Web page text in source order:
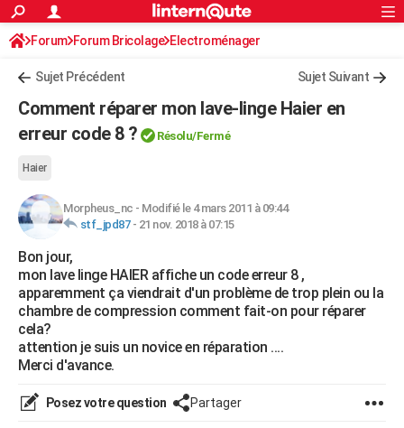
ACTUALITÉS
Politique
Société
Faits Divers
Education
Monde
Villes
+
FINANCE
Retraite
Impôts
Epargne
Immobilier
Risques naturels par ville
Banque
Assurance
Crédit
AUTO
Essais
Réserver un essai
Citadines
Berlines
SUV
Forum auto
HIGH-TECH
Mobiles
Meilleur smartphone
Internet
Ordinateurs
Jeux vidéo
Guide high-tech
BRICOLAGE
Forum
Aménagement intérieur
Extérieur
Cuisine
Salle de bains
Jardinage
Rangement
WEEK-END
Guides de France
Escapades
Patrimoine
Expositions
Musées
Week-end nature
+LIFESTYLE
Art de vivre
Bien-être
Loisirs
Mode
Modes de vie
SANTE
VOYAGE
S'inscrire
Connexion
Forum Forum Bricolage Electroménager
Sujet Précédent Sujet Suivant
Comment réparer mon lave-linge Haier en
erreur code 8 ?
Résolu/Fermé
Haier
Morpheus_nc - Modifié le 4 mars 2011 à 09:44
stf_jpd87- 21 nov. 2018 à 07:15
Bon jour,
mon lave linge HAIER affiche un code erreur 8 ,
apparemment ça viendrait d'un problème de trop plein ou la
chambre de compression comment fait-on pour réparer
cela?
attention je suis un novice en réparation ....
Merci d'avance.
Posez votre question Partager